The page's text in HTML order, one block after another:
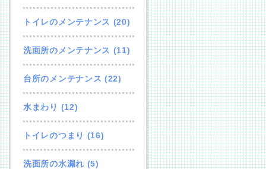
トイレのメンテナンス (20)
洗面所のメンテナンス (11)
台所のメンテナンス (22)
水まわり (12)
トイレのつまり (16)
洗面所の水漏れ (5)